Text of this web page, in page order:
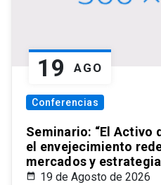
19 AGO
Conferencias
Seminario: “El Activo
el envejecimiento
mercados y
19 de Agosto de 2026